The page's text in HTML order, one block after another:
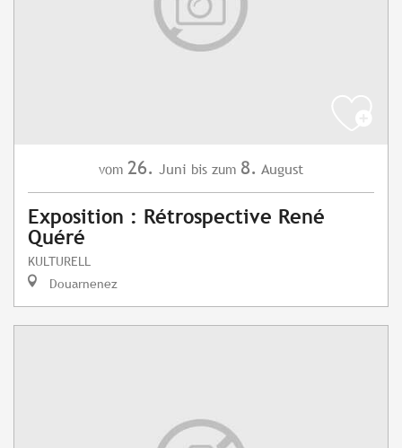
vom 26. Juni bis zum 8. August
Exposition : Rétrospective René
Quéré
KULTURELL
Douarnenez